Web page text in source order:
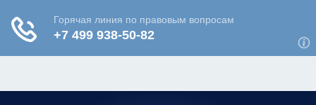
✆ 7 (800) 350-22-64